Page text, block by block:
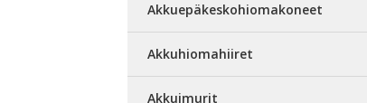
Akkuepäkeskohiomakoneet
Akkuhiomahiiret
Akkuimurit